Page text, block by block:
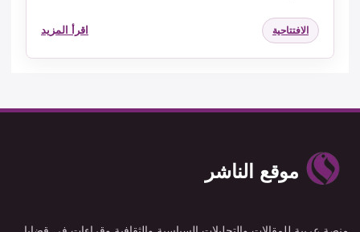
الافتتاحية اقرأ المزيد
موقع الناشر